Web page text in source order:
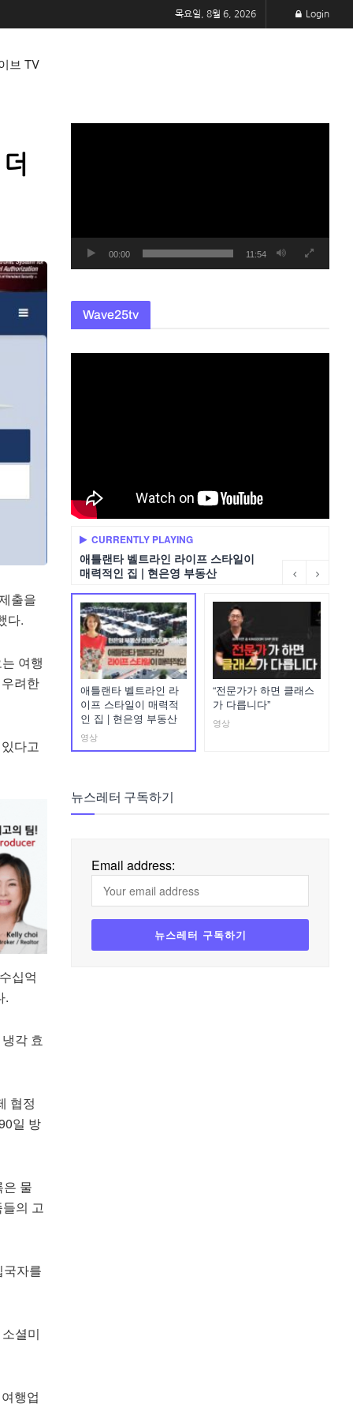
목요일, 8월 6, 2026 Login
브 TV
출을
다.
여행
려한
다고
십억
.
각 효
협정
일 방
물
의 고
자를
셜미
행업
00:00 11:54
Wave25tv
CURRENTLY PLAYING
애틀랜타 벨트라인 라이프 스타일이
매력적인 집 | 현은영 부동산
애틀랜타 벨트라인 라
이프 스타일이 매력적
인 집 | 현은영 부동산
영상
“전문가가 하면 클래스
가 다릅니다”
영상
뉴스레터 구독하기
Email address: